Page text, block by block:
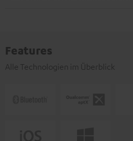
Features
Alle Technologien im Überblick